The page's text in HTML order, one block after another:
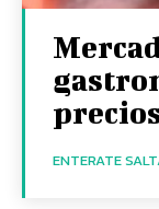
ENTERATE